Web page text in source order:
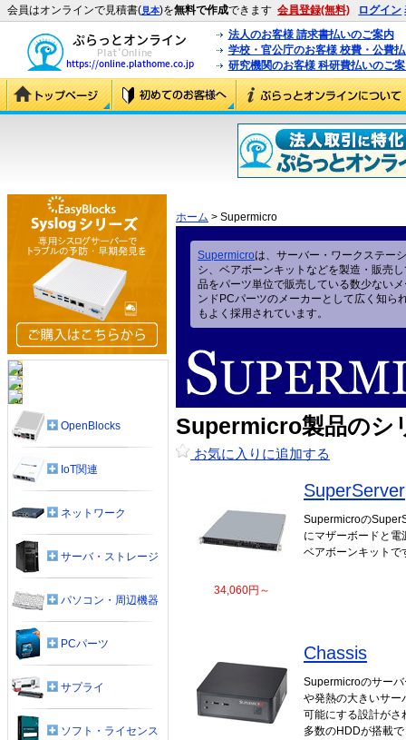
会員はオンラインで見積書(見本)を無料で作成できます 会員登録(無料) ログイン
法人のお客様 請求書払いのご案内
学校・官公庁のお客様 校費・公費
研究機関のお客様 科研費払いのご
ホーム > Supermicro
Supermicroは、サーバー・ワークステー
シ、ベアボーンキットなどを製造・販売
品をパーツ単位で販売している数少ない
ンドPCパーツのメーカーとして広く知ら
もよく採用されています。
Supermicro製品のシ
お気に入りに追加する
34,060円～
SuperServer
Supermicroの
にマザーボードと電
ベアボーンキットで
Chassis
Supermicroのサー
や発熱の大きいサー
可能にする設計がさ
多数のHDDが搭載
OpenBlocks
IoT関連
ネットワーク
サーバ・ストレージ
パソコン・周辺機器
PCパーツ
サプライ
ソフト・ライセンス